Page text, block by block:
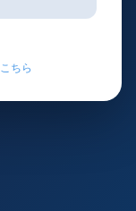
こちら